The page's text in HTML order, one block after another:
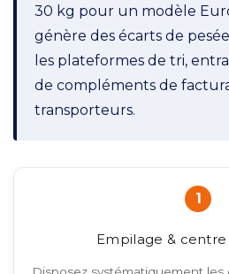
30 kg pour un modèle
génère des écarts de
les plateformes de tri,
de compléments de
transporteurs.
1
Empilage &
Disposez systématiquement les